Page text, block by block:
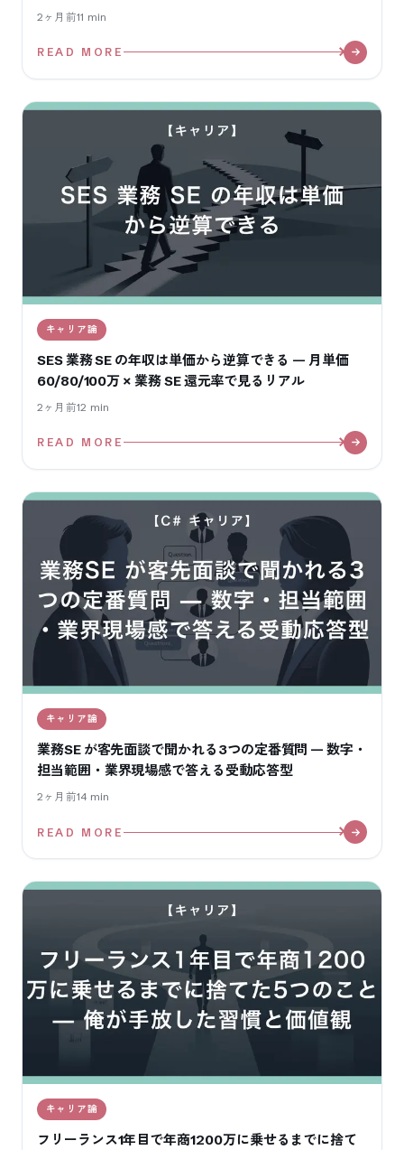
2ヶ月前11 min
READ MORE
キャリア論
SES 業務 SE の年収は単価から逆算できる — 月単価
60/80/100万 × 業務 SE 還元率で見るリアル
2ヶ月前12 min
READ MORE
キャリア論
業務SE が客先面談で聞かれる3つの定番質問 — 数字・
担当範囲・業界現場感で答える受動応答型
2ヶ月前14 min
READ MORE
キャリア論
フリーランス1年目で年商1200万に乗せるまでに捨て